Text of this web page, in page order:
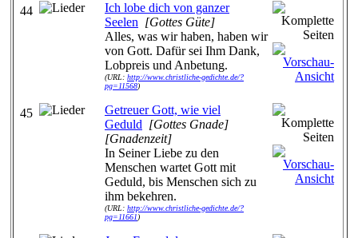
44
Ich lobe dich von ganzer
Seelen [Gottes Güte]
Alles, was wir haben, haben wir
von Gott. Dafür sei Ihm Dank,
Lobpreis und Anbetung.
(URL: http://www.christliche-gedichte.de/?
pg=11568)
45
Getreuer Gott, wie viel
Geduld [Gottes Gnade]
[Gnadenzeit]
In Seiner Liebe zu den
Menschen wartet Gott mit
Geduld, bis Menschen sich zu
ihm bekehren.
(URL: http://www.christliche-gedichte.de/?
pg=11661)